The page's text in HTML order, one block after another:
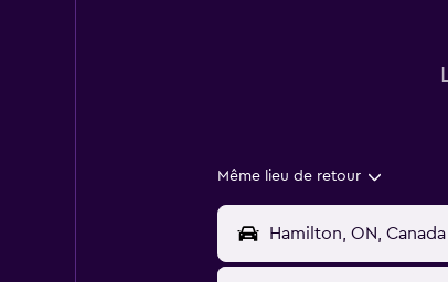
Même lieu de retour